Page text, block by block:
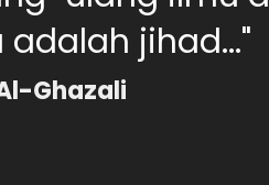
jihad..."
Ghazali